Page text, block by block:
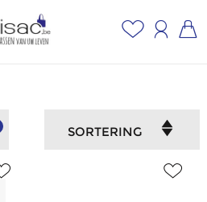
SORTERING